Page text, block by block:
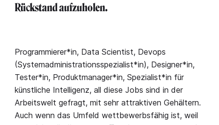
Rückstand aufzuholen.
Programmierer*in, Data Scientist, Devops
(Systemadministrationsspezialist*in), Designer*in,
Tester*in, Produktmanager*in, Spezialist*in für
künstliche Intelligenz, all diese Jobs sind in der
Arbeitswelt gefragt, mit sehr attraktiven Gehältern.
Auch wenn das Umfeld wettbewerbsfähig ist, weil